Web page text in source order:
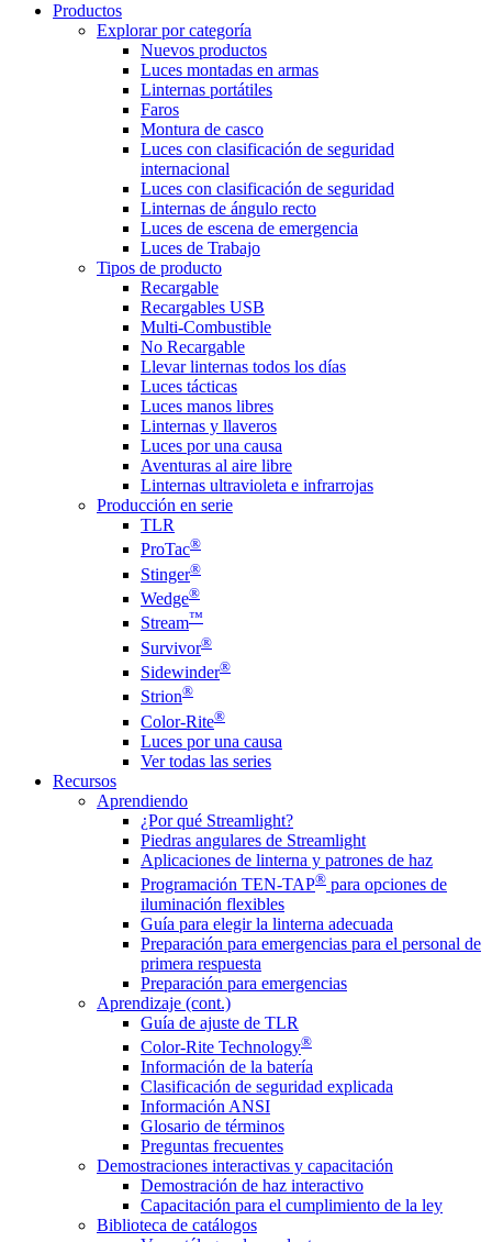
Productos
Explorar por categoría
Nuevos productos
Luces montadas en armas
Linternas portátiles
Faros
Montura de casco
Luces con clasificación de seguridad
internacional
Luces con clasificación de seguridad
Linternas de ángulo recto
Luces de escena de emergencia
Luces de Trabajo
Tipos de producto
Recargable
Recargables USB
Multi-Combustible
No Recargable
Llevar linternas todos los días
Luces tácticas
Luces manos libres
Linternas y llaveros
Luces por una causa
Aventuras al aire libre
Linternas ultravioleta e infrarrojas
Producción en serie
TLR
ProTac®
Stinger®
Wedge®
Stream™
Survivor®
Sidewinder®
Strion®
Color-Rite®
Luces por una causa
Ver todas las series
Recursos
Aprendiendo
¿Por qué Streamlight?
Piedras angulares de Streamlight
Aplicaciones de linterna y patrones de haz
Programación TEN-TAP® para opciones de
iluminación flexibles
Guía para elegir la linterna adecuada
Preparación para emergencias para el personal de
primera respuesta
Preparación para emergencias
Aprendizaje (cont.)
Guía de ajuste de TLR
Color-Rite Technology®
Información de la batería
Clasificación de seguridad explicada
Información ANSI
Glosario de términos
Preguntas frecuentes
Demostraciones interactivas y capacitación
Demostración de haz interactivo
Capacitación para el cumplimiento de la ley
Biblioteca de catálogos